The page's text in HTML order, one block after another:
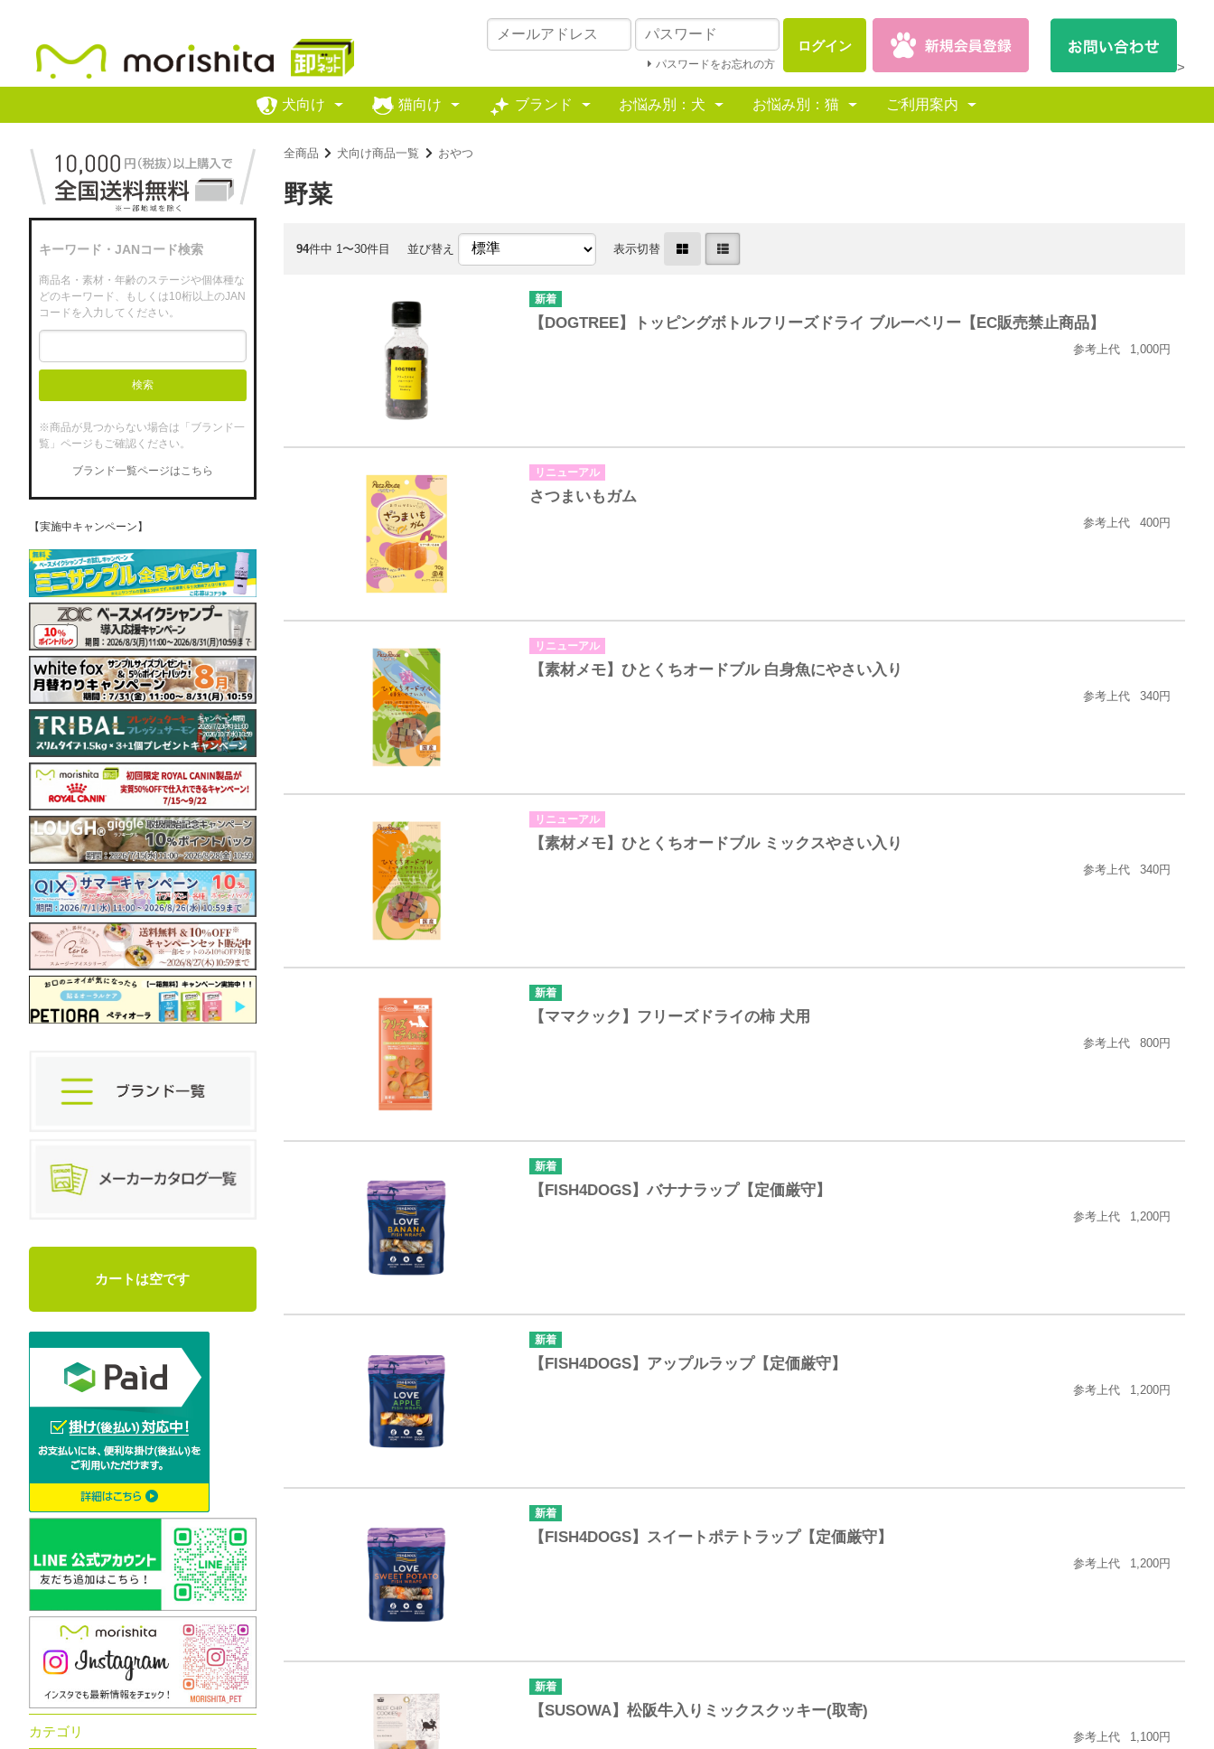
>
ログイン
パスワードをお忘れの方
犬向け 猫向け ブランド お悩み別：犬 お悩み別：猫 ご利用案内
全商品 犬向け商品一覧 おやつ
野菜
94件中 1〜30件目 並び替え 表示切替
【DOGTREE】トッピングボトルフリーズドライ ブルーベリー【EC販売禁止商品】
参考上代 1,000円
リニューアル
さつまいもガム
参考上代 400円
リニューアル
【素材メモ】ひとくちオードブル 白身魚にやさい入り
参考上代 340円
リニューアル
【素材メモ】ひとくちオードブル ミックスやさい入り
参考上代 340円
【ママクック】フリーズドライの柿 犬用
参考上代 800円
【FISH4DOGS】バナナラップ【定価厳守】
参考上代 1,200円
【FISH4DOGS】アップルラップ【定価厳守】
参考上代 1,200円
【FISH4DOGS】スイートポテトラップ【定価厳守】
参考上代 1,200円
【SUSOWA】松阪牛入りミックスクッキー(取寄)
参考上代 1,100円
キーワード・JANコード検索
商品名・素材・年齢のステージや個体種な
どのキーワード、もしくは10桁以上のJAN
コードを入力してください。
検索
※商品が見つからない場合は「ブランド一
覧」ページもご確認ください。
ブランド一覧ページはこちら
【実施中キャンペーン】
カートは空です
カテゴリ